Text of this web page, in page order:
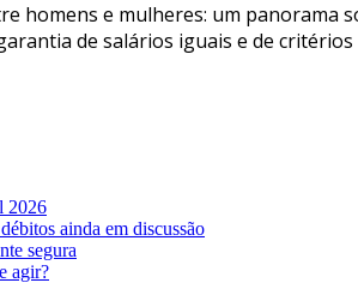
homens e mulheres: um
de salários iguais e de
2026
ainda em discussão
segura
agir?